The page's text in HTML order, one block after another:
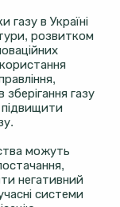
газу в Україні
розвитком
зберігання газу
підвищити
можуть
негативний
системи